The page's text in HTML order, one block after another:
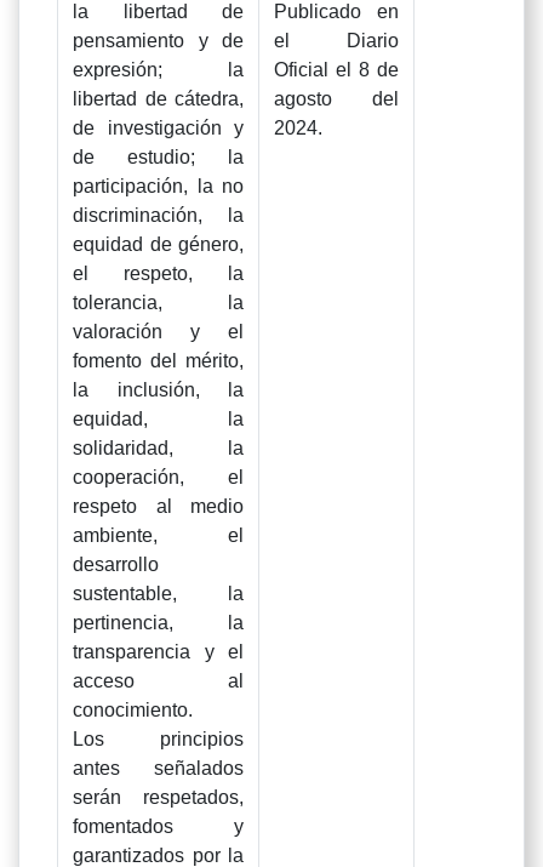
la libertad de
pensamiento y de
expresión; la
libertad de cátedra,
de investigación y
de estudio; la
participación, la no
discriminación, la
equidad de género,
el respeto, la
tolerancia, la
valoración y el
fomento del mérito,
la inclusión, la
equidad, la
solidaridad, la
cooperación, el
respeto al medio
ambiente, el
desarrollo
sustentable, la
pertinencia, la
transparencia y el
acceso al
conocimiento.
Los principios
antes señalados
serán respetados,
fomentados y
garantizados por la
Publicado en
el Diario
Oficial el 8 de
agosto del
2024.